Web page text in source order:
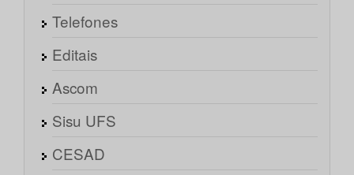
Telefones
Editais
Ascom
Sisu UFS
CESAD